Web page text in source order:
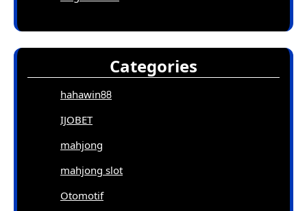
Categories
hahawin88
IJOBET
mahjong
mahjong slot
Otomotif